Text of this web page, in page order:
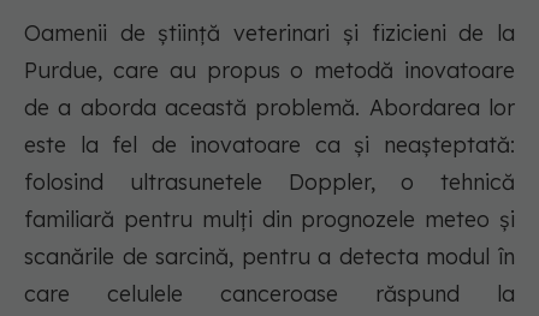
Oamenii de știință veterinari și fizicieni de la
Purdue, care au propus o metodă inovatoare
de a aborda această problemă. Abordarea lor
este la fel de inovatoare ca și neașteptată:
folosind ultrasunetele Doppler, o tehnică
familiară pentru mulți din prognozele meteo și
scanările de sarcină, pentru a detecta modul în
care celulele canceroase răspund la